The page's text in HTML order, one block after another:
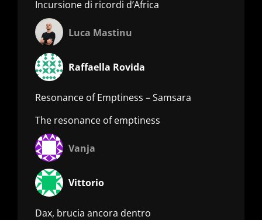
Incursione di ricordi d’Africa
Luca Mastinu
Raffaella Rovida
Resonance of Emptiness – Samsara
The resonance of emptiness
Vanja
Vittorio
Dax, brucia ancora dentro